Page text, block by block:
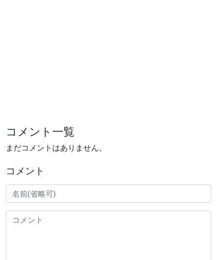
コメント一覧
まだコメントはありません。
コメント